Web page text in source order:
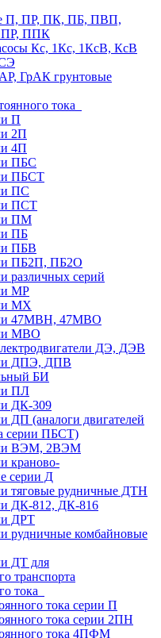
П, ПР, ПК, ПБ, ПВП,
ППК
Кс, 1Кс, 1КсВ, КсВ
ГрАК грунтовые
тока
П
2П
4П
ПБС
ПБСТ
ПС
ПСТ
ПМ
ПБ
ПБВ
ПБ2П, ПБ2О
различных серий
МР
MX
47MBH, 47МВО
MBO
ДЭ, ДЭВ
ДПЭ, ДПВ
БИ
ПЛ
ДК-309
ДП (аналоги двигателей
серии ПБСТ)
ВЭМ, 2ВЭМ
краново-
серии Д
тяговые рудничные ДТН
ДК-812, ДК-816
ДРТ
рудничные комбайновые
ДТ для
транспорта
тока
тока серии П
тока серии 2ПН
тока 4ПФМ